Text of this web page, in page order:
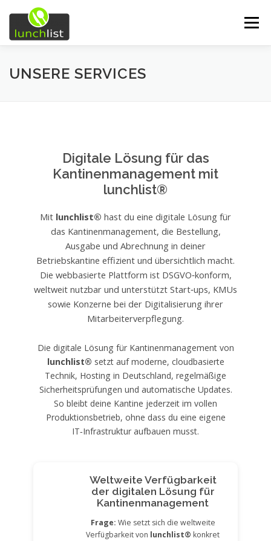
Zum Inhalt springen
Menü
START FUNKTIONEN
KONTAKT
UNSERE SERVICES
Digitale Lösung für das
Kantinenmanagement mit
lunchlist®
Mit lunchlist® hast du eine digitale Lösung für
das Kantinenmanagement, die Bestellung,
Ausgabe und Abrechnung in deiner
Betriebskantine effizient und übersichtlich macht.
Die webbasierte Plattform ist DSGVO‑konform,
weltweit nutzbar und unterstützt Start‑ups, KMUs
sowie Konzerne bei der Digitalisierung ihrer
Mitarbeiterverpflegung.
Die digitale Lösung für Kantinenmanagement von
lunchlist® setzt auf moderne, cloudbasierte
Technik, Hosting in Deutschland, regelmäßige
Sicherheitsprüfungen und automatische Updates.
So bleibt deine Kantine jederzeit im vollen
Produktionsbetrieb, ohne dass du eine eigene
IT‑Infrastruktur aufbauen musst.
Weltweite Verfügbarkeit
der digitalen Lösung für
Kantinenmanagement
Frage: Wie setzt sich die weltweite
Verfügbarkeit von lunchlist® konkret